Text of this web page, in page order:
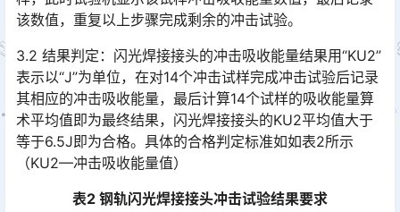
该数值，重复以上步骤完成剩余的冲击试验。󠅅󠅃󠄵󠅂󠄪󠇖󠆨󠆨󠇕󠆞󠆒󠅬󠇘󠆭󠆘󠇙󠆝󠅵󠇗󠆭󠆁󠄐󠇗󠅹󠅸󠇖󠆍󠅳󠇖󠅹󠅰󠇖󠆌󠅹
3.2 结果判定：闪光焊接接头的冲击吸收能量结果用“KU2”
表示以“J”为单位，在对14个冲击试样完成冲击试验后记录
其相应的冲击吸收能量，最后计算14个试样的吸收能量算
术平均值即为最终结果，闪光焊接接头的KU2平均值大于
等于6.5J即为合格。具体的合格判定标准如如表2所示
（KU2—冲击吸收能量值）󠅅󠅃󠄵󠅂󠄪󠇖󠆨󠆨󠇕󠆞󠆒󠅬󠇘󠆭󠆘󠇙󠆝󠅵󠇗󠆭󠆁󠄐󠇗󠅹󠅸󠇖󠆍󠅳󠇖󠅹󠅰󠇖󠆌󠅹
表2 钢轨闪光焊接接头冲击试验结果要求